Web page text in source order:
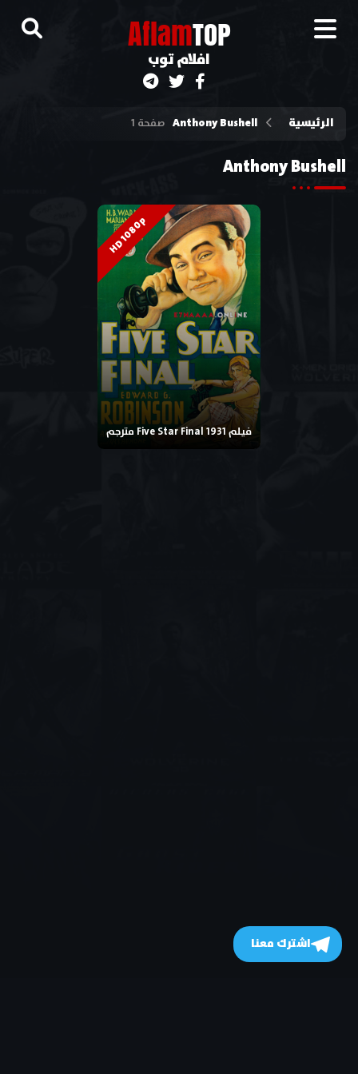
AflamTOP
افلام توب
الرئيسية Anthony Bushell صفحة 1
Anthony Bushell
HD 1080p
فيلم Five Star Final 1931 مترجم
اشترك معنا